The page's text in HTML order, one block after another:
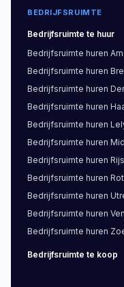
BEDRIJFSRUIMTE
Bedrijfsruimte te huur
Bedrijfsruimte huren
Bedrijfsruimte huren
Bedrijfsruimte huren
Bedrijfsruimte huren
Bedrijfsruimte huren
Bedrijfsruimte huren
Bedrijfsruimte huren
Bedrijfsruimte huren
Bedrijfsruimte huren
Bedrijfsruimte huren
Bedrijfsruimte huren
Bedrijfsruimte te koop